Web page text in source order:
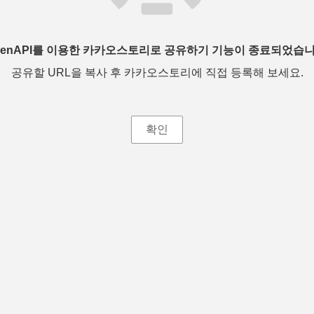
를 이용한 카카오스토리로 공유하기 기능이 종료되었습
공유할 URL을 복사 후 카카오스토리에 직접 등록해 보세요.
확인